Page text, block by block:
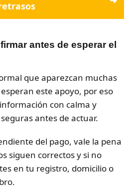
antes de esperar el
que aparezcan muchas
este apoyo, por eso
con calma y
antes de actuar.
del pago, vale la pena
siguen correctos y si no
en tu registro, domicilio o